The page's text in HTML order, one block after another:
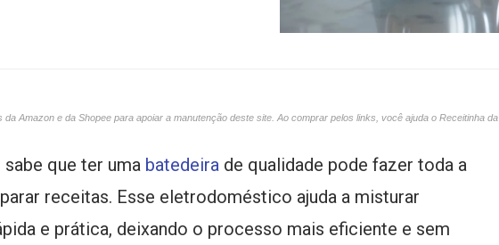
Amazon e da Shopee para apoiar a manutenção deste site. Ao comprar pelos links, você ajuda o Receitinha da
que ter uma batedeira de qualidade pode fazer toda a
receitas. Esse eletrodoméstico ajuda a misturar
e prática, deixando o processo mais eficiente e sem